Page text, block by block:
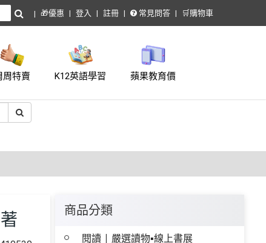
🎁優惠 登入 註冊 常見問答 🛒購物車
周特賣 K12英語學習 蘋果教育價
商品分類
閱讀 | 嚴選讀物▪線上書展